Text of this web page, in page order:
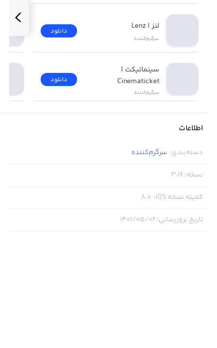
لنز | Lenz
سرگرم‌کننده
دانلود
Cinematicket
سرگرم‌کننده
دانلود
اطلاعات
دسته‌بندی: سرگرم‌کننده
نسخه:
3.16
کمینه نسخه iOS :
8.0
تاریخ بروزرسانی:۱۴۰۱/۰۵/۰۲